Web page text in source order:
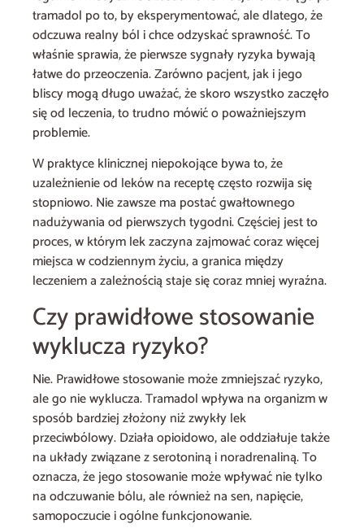
tramadol po to, by eksperymentować, ale dlatego, że
odczuwa realny ból i chce odzyskać sprawność. To
właśnie sprawia, że pierwsze sygnały ryzyka bywają
łatwe do przeoczenia. Zarówno pacjent, jak i jego
bliscy mogą długo uważać, że skoro wszystko zaczęło
się od leczenia, to trudno mówić o poważniejszym
problemie.
W praktyce klinicznej niepokojące bywa to, że
uzależnienie od leków na receptę często rozwija się
stopniowo. Nie zawsze ma postać gwałtownego
nadużywania od pierwszych tygodni. Częściej jest to
proces, w którym lek zaczyna zajmować coraz więcej
miejsca w codziennym życiu, a granica między
leczeniem a zależnością staje się coraz mniej wyraźna.
Czy prawidłowe stosowanie
wyklucza ryzyko?
Nie. Prawidłowe stosowanie może zmniejszać ryzyko,
ale go nie wyklucza. Tramadol wpływa na organizm w
sposób bardziej złożony niż zwykły lek
przeciwbólowy. Działa opioidowo, ale oddziałuje także
na układy związane z serotoniną i noradrenaliną. To
oznacza, że jego stosowanie może wpływać nie tylko
na odczuwanie bólu, ale również na sen, napięcie,
samopoczucie i ogólne funkcjonowanie.